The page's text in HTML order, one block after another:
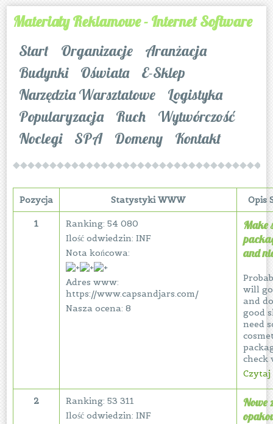
Materiały Reklamowe - Internet Software
Start
Organizacje
Aranżacja
Budynki
Oświata
E-Sklep
Narzędzia Warsztatowe
Logistyka
Popularyzacja
Ruch
Wytwórczość
Noclegi
SPA Domeny Kontakt
Pozycja Statystyki WWW Opis
1
Ranking: 54 080
Ilość odwiedzin: INF
Nota końcowa:
Adres www:
https://www.capsandjars.com/
Nasza ocena: 8
Make
and
will
and
good
need
check
Czytaj
2
Ranking: 53 311
Ilość odwiedzin: INF
Nowe